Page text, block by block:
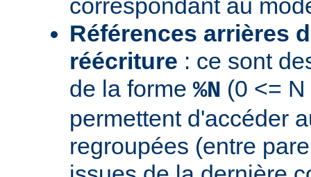
correspondant au
Références arrières
réécriture : ce sont
de la forme %N (0 <=
permettent d'accéder
regroupées (entre